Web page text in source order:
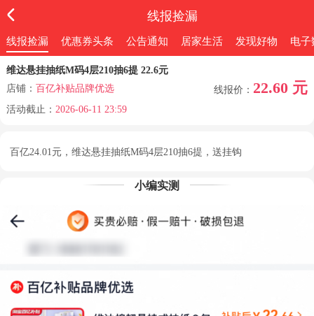
线报捡漏
线报捡漏 优惠券头条 公告通知 居家生活 发现好物 电子
维达悬挂抽纸M码4层210抽6提 22.6元
店铺： 百亿补贴品牌优选 线报价： 22.60 元
活动截止： 2026-06-11 23:59
百亿24.01元，维达悬挂抽纸M码4层210抽6提，送挂钩
小编实测